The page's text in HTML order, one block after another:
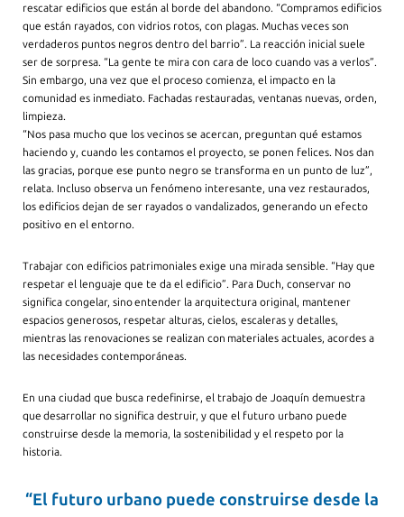
rescatar edificios que están al borde del abandono. “Compramos edificios
que están rayados, con vidrios rotos, con plagas. Muchas veces son
verdaderos puntos negros dentro del barrio”. La reacción inicial suele
ser de sorpresa. “La gente te mira con cara de loco cuando vas a verlos”.
Sin embargo, una vez que el proceso comienza, el impacto en la
comunidad es inmediato. Fachadas restauradas, ventanas nuevas, orden,
limpieza.
“Nos pasa mucho que los vecinos se acercan, preguntan qué estamos
haciendo y, cuando les contamos el proyecto, se ponen felices. Nos dan
las gracias, porque ese punto negro se transforma en un punto de luz”,
relata. Incluso observa un fenómeno interesante, una vez restaurados,
los edificios dejan de ser rayados o vandalizados, generando un efecto
positivo en el entorno.
Trabajar con edificios patrimoniales exige una mirada sensible. “Hay que
respetar el lenguaje que te da el edificio”. Para Duch, conservar no
significa congelar, sino entender la arquitectura original, mantener
espacios generosos, respetar alturas, cielos, escaleras y detalles,
mientras las renovaciones se realizan con materiales actuales, acordes a
las necesidades contemporáneas.
En una ciudad que busca redefinirse, el trabajo de Joaquín demuestra
que desarrollar no significa destruir, y que el futuro urbano puede
construirse desde la memoria, la sostenibilidad y el respeto por la
historia.
“El futuro urbano puede construirse desde la